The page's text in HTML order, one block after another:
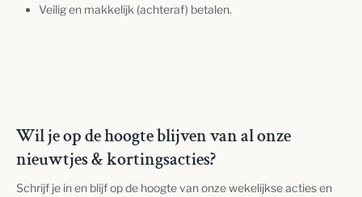
Veilig en makkelijk (achteraf) betalen.
Wil je op de hoogte blijven van al onze
nieuwtjes & kortingsacties?
Schrijf je in en blijf op de hoogte van onze wekelijkse acties en